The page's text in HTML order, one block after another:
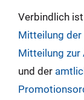
Verbindlich
Mitteilung
Mitteilung zur
und der